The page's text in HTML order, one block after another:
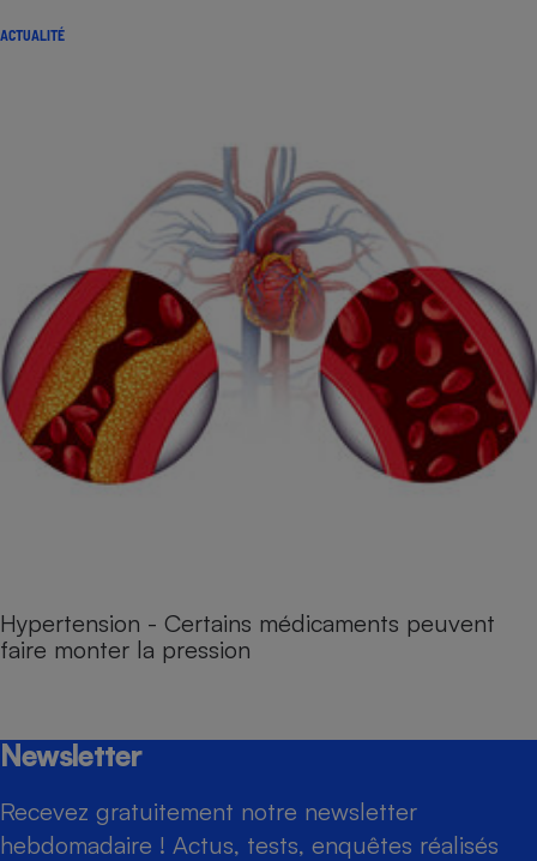
ACTUALITÉ
Hypertension - Certains médicaments peuvent
faire monter la pression
Newsletter
Recevez gratuitement notre newsletter
hebdomadaire ! Actus, tests, enquêtes réalisés